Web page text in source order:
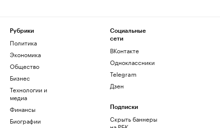
Рубрики
Политика
Экономика
Общество
Бизнес
Технологии и
медиа
Финансы
Биографии
Социальные
сети
ВКонтакте
Одноклассники
Telegram
Дзен
Подписки
Скрыть баннеры